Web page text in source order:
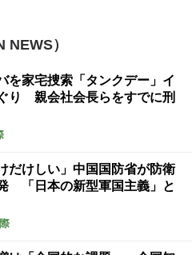
）
を家宅捜索「タンクデー」イ
り 親会社会長らをすでに刑
だけしい」中国国防省が防衛
「日本の新型軍国主義」と